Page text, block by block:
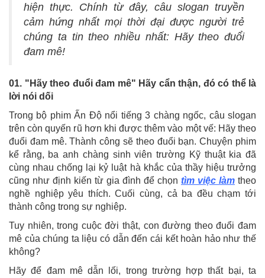
hiện thực. Chính từ đây, câu slogan truyền
cảm hứng nhất mọi thời đại được người trẻ
chúng ta tin theo nhiều nhất: Hãy theo đuổi
đam mê!
01. "Hãy theo đuổi đam mê" Hãy cẩn thận, đó có thể là
lời nói dối
Trong bộ phim Ấn Độ nổi tiếng 3 chàng ngốc, câu slogan
trên còn quyến rũ hơn khi được thêm vào một vế: Hãy theo
đuổi đam mê. Thành công sẽ theo đuổi bạn. Chuyện phim
kể rằng, ba anh chàng sinh viên trường Kỹ thuật kia đã
cùng nhau chống lại kỷ luật hà khắc của thầy hiệu trưởng
cũng như định kiến từ gia đình để chọn tìm việc làm theo
nghề nghiệp yêu thích. Cuối cùng, cả ba đều chạm tới
thành công trong sự nghiệp.
Tuy nhiên, trong cuộc đời thật, con đường theo đuổi đam
mê của chúng ta liệu có dẫn đến cái kết hoàn hảo như thế
không?
Hãy để đam mê dẫn lối, trong trường hợp thất bại, ta